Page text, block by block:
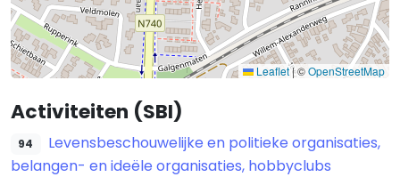
Leaflet|©OpenStreetMap
Activiteiten (SBI)
94
Levensbeschouwelijke en politieke organisaties,
belangen- en ideële organisaties, hobbyclubs